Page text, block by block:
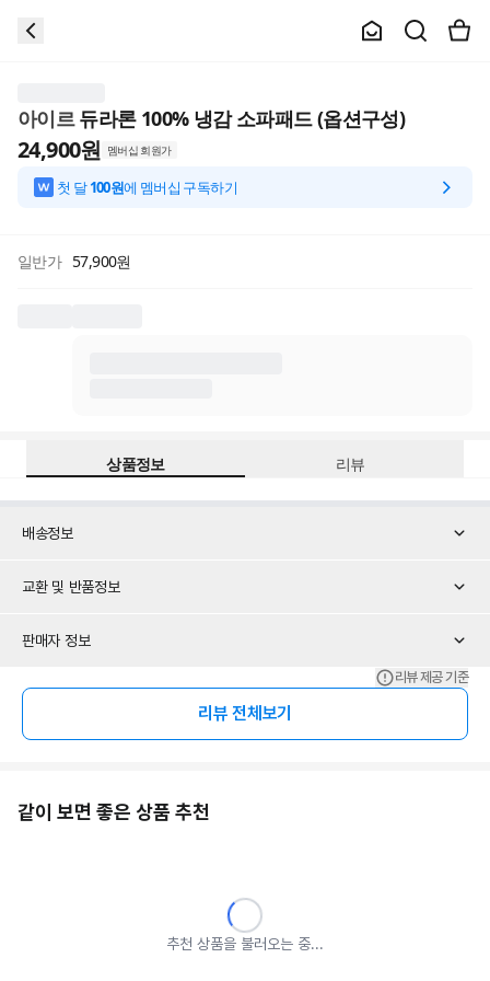
아이르 듀라론 100% 냉감 소파패드 (옵션구성)
24,900원 멤버십 회원가
첫 달100원에 멤버십 구독하기
일반가 57,900원
상품정보 리뷰
배송정보
교환 및 반품정보
판매자 정보
리뷰 제공 기준
리뷰 전체보기
같이 보면 좋은 상품 추천
추천 상품을 불러오는 중...